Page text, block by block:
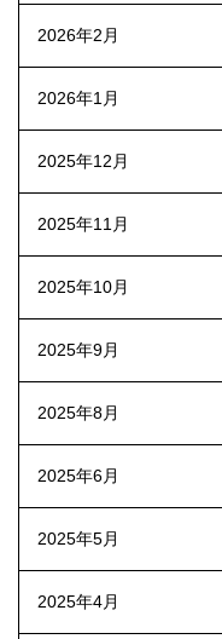
2026年2月
2026年1月
2025年12月
2025年11月
2025年10月
2025年9月
2025年8月
2025年6月
2025年5月
2025年4月